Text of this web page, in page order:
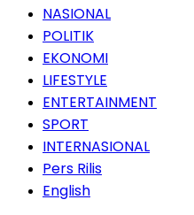
NASIONAL
POLITIK
EKONOMI
LIFESTYLE
ENTERTAINMENT
SPORT
INTERNASIONAL
Pers Rilis
English